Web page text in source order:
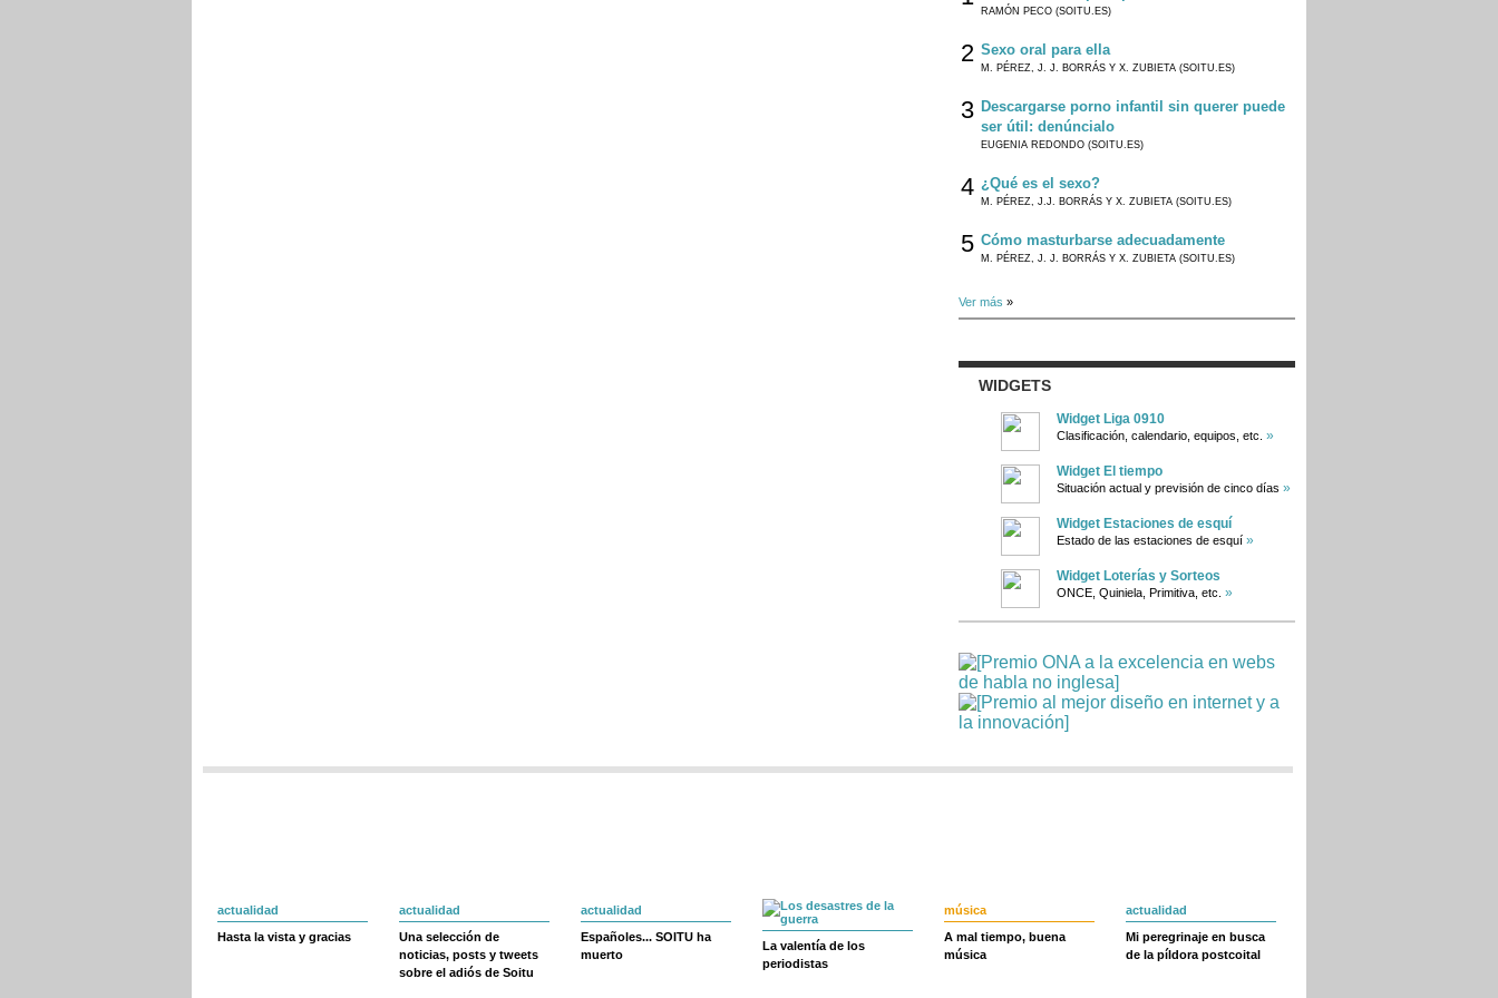
RAMÓN PECO (SOITU.ES)
2 Sexo oral para ella
M. PÉREZ, J. J. BORRÁS Y X. ZUBIETA (SOITU.ES)
3 Descargarse porno infantil sin querer puede
ser útil: denúncialo
EUGENIA REDONDO (SOITU.ES)
4 ¿Qué es el sexo?
M. PÉREZ, J.J. BORRÁS Y X. ZUBIETA (SOITU.ES)
5 Cómo masturbarse adecuadamente
M. PÉREZ, J. J. BORRÁS Y X. ZUBIETA (SOITU.ES)
Ver más »
WIDGETS
Widget Liga 0910
Clasificación, calendario, equipos, etc. »
Widget El tiempo
Situación actual y previsión de cinco días »
Widget Estaciones de esquí
Estado de las estaciones de esquí »
Widget Loterías y Sorteos
ONCE, Quiniela, Primitiva, etc. »
actualidad
Hasta la vista y gracias
actualidad
Una selección de
noticias, posts y tweets
sobre el adiós de Soitu
actualidad
Españoles... SOITU ha
muerto
La valentía de los
periodistas
música
A mal tiempo, buena
música
actualidad
Mi peregrinaje en busca
de la píldora postcoital